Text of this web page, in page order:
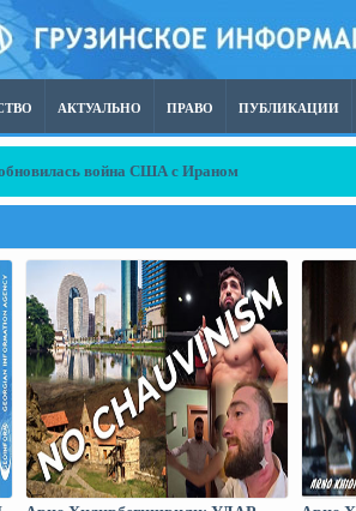
АКТУАЛЬНО ПРАВО ПУБЛИКАЦИИ
ДАЛИ»